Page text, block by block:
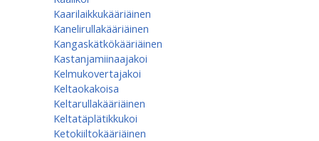
Kaarilaikkukääriäinen
Kanelirullakääriäinen
Kangaskätkökääriäinen
Kastanjamiinaajakoi
Kelmukovertajakoi
Keltaokakoisa
Keltarullakääriäinen
Keltatäplätikkukoi
Ketokiiltokääriäinen